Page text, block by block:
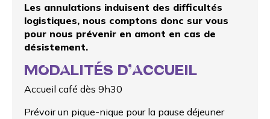
Les annulations induisent des difficultés
logistiques, nous comptons donc sur vous
pour nous prévenir en amont en cas de
désistement.
MODALITÉS D’ACCUEIL
Accueil café dès 9h30
Prévoir un pique-nique pour la pause déjeuner